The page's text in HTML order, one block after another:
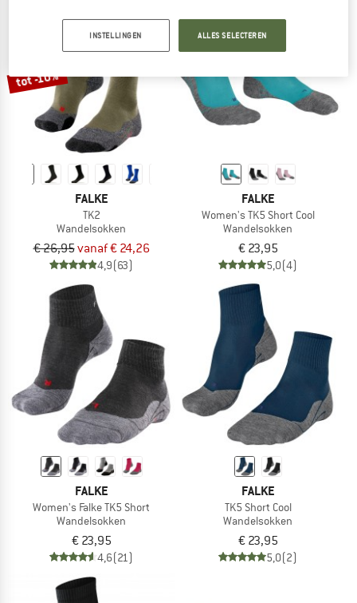
tot -10%
FALKE
TK2
Wandelsokken
€ 26,95vanaf € 24,26
4,9(63)
FALKE
Women's TK5 Short Cool
Wandelsokken
€ 23,95
5,0(4)
FALKE
Women's Falke TK5 Short
Wandelsokken
€ 23,95
4,6(21)
FALKE
TK5 Short Cool
Wandelsokken
€ 23,95
5,0(2)
INSTELLINGEN ALLES SELECTEREN